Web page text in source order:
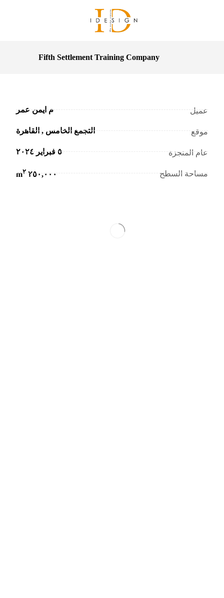
Fifth Settlement Training Company
عميل م ايمن عمر
موقع التجمع الخامس , القاهرة
عام المنجزة ٥ فبراير ٢٠٢٤
مساحة السطح ٢٥٠,٠٠٠ m ٢